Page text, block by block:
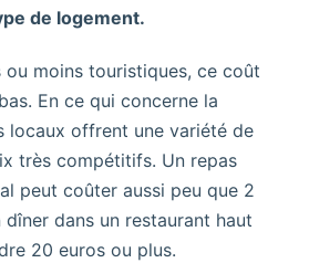
de logement.
ou moins touristiques, ce coût
En ce qui concerne la
locaux offrent une variété de
très compétitifs. Un repas
peut coûter aussi peu que 2
dîner dans un restaurant haut
20 euros ou plus.